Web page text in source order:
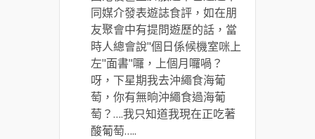
同媒介發表遊誌食評，如在朋
友聚會中有提問遊歷的話，當
時人總會說"個日係候機室咪上
左"面書"囉，上個月囉喎？
呀，下星期我去沖繩食海葡
萄，你有無晌沖繩食過海葡
萄？….我只知道我現在正吃著
酸葡萄…..